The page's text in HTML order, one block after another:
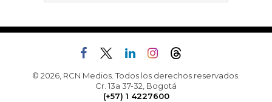
© 2026, RCN Medios. Todos los derechos reservados.
Cr. 13a 37-32, Bogotá
(+57) 1 4227600